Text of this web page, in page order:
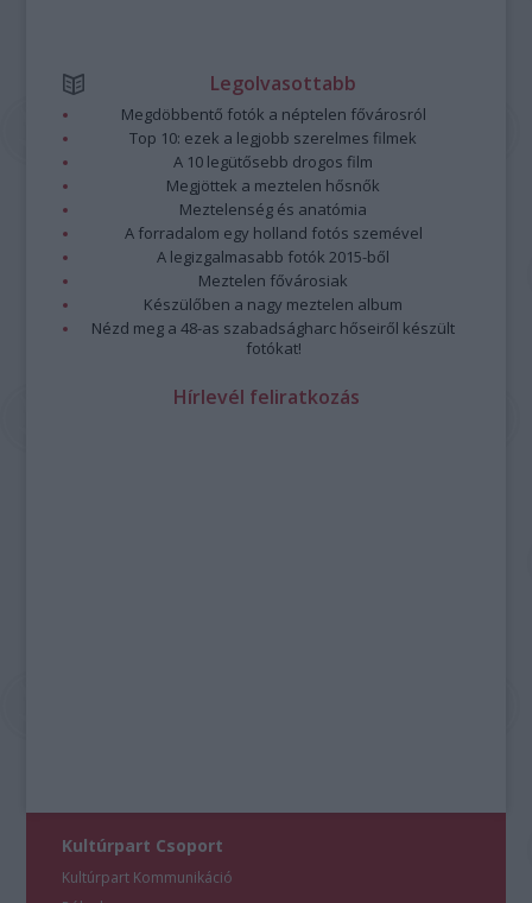
Legolvasottabb
Megdöbbentő fotók a néptelen fővárosról
Top 10: ezek a legjobb szerelmes filmek
A 10 legütősebb drogos film
Megjöttek a meztelen hősnők
Meztelenség és anatómia
A forradalom egy holland fotós szemével
A legizgalmasabb fotók 2015-ből
Meztelen fővárosiak
Készülőben a nagy meztelen album
Nézd meg a 48-as szabadságharc hőseiről készült
fotókat!
Hírlevél feliratkozás
Kultúrpart Csoport
Kultúrpart Kommunikáció